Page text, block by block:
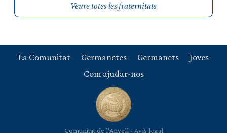
Veure totes les fraternitats
La Comunitat Germanetes Germanets
Joves
Com ajudar-nos
Comunitat de l'Anyell - Avís legal